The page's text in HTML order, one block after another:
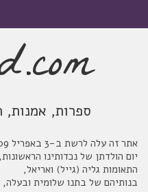
אתר זה עלה לרשת ב-3 באפריל 2009,
יום הולדתן של נכדותינו הראשונות,
התאומות גליה (גייל) ואריאל,
בנותיהם של בתנו שלומית ובעלה,
ספרות, אמנות,